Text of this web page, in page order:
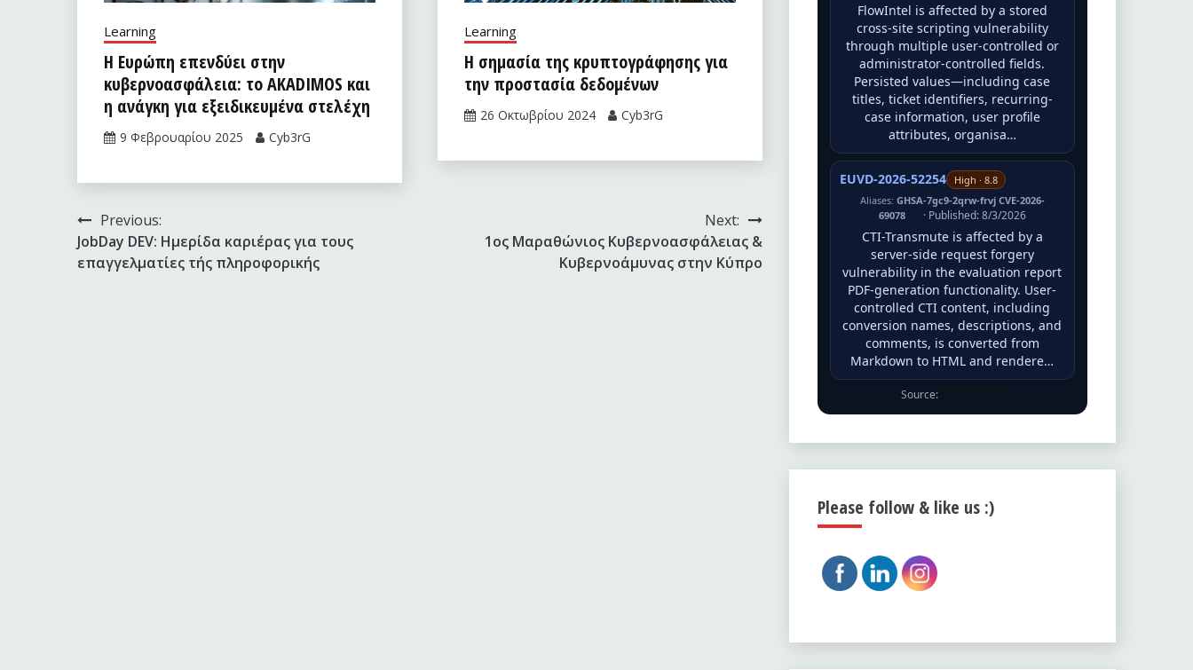
Learning
Η Ευρώπη επενδύει στην
κυβερνοασφάλεια: το AKADIMOS και
η ανάγκη για εξειδικευμένα στελέχη
9 Φεβρουαρίου 2025 Cyb3rG
Learning
Η σημασία της κρυπτογράφησης για
την προστασία δεδομένων
26 Οκτωβρίου 2024 Cyb3rG
Πλοήγηση
άρθρων
Previous:
JobDay DEV: Ημερίδα καριέρας για τους
επαγγελματίες τής πληροφορικής
Next:
1ος Μαραθώνιος Κυβερνοασφάλειας &
Κυβερνοάμυνας στην Κύπρο
FlowIntel is affected by a stored
cross-site scripting vulnerability
through multiple user-controlled or
administrator-controlled fields.
Persisted values—including case
titles, ticket identifiers, recurring-
case information, user profile
attributes, organisa…
EUVD-2026-52254
High · 8.8
Aliases: GHSA-7gc9-2qrw-frvj CVE-2026-
69078
· Published: 8/3/2026
CTI-Transmute is affected by a
server-side request forgery
vulnerability in the evaluation report
PDF-generation functionality. User-
controlled CTI content, including
conversion names, descriptions, and
comments, is converted from
Markdown to HTML and rendere…
Source:
Please follow & like us :)